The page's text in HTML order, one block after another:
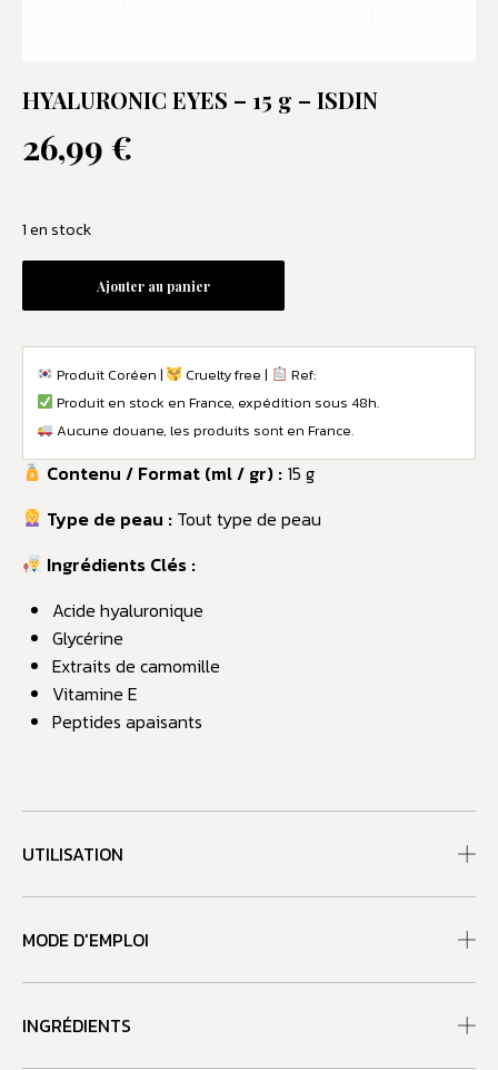
HYALURONIC EYES – 15 g – ISDIN
26,99 €
1 en stock
Ajouter au panier
Produit Coréen | Cruelty free |
Ref:
Produit en stock en France, expédition sous 48h.
Aucune douane, les produits sont en France.
Contenu / Format (ml / gr) : 15 g
Type de peau : Tout type de peau
Ingrédients Clés :
Acide hyaluronique
Glycérine
Extraits de camomille
Vitamine E
Peptides apaisants
UTILISATION
MODE D'EMPLOI
INGRÉDIENTS